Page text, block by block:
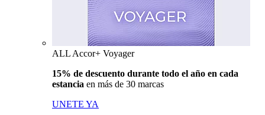
ALL Accor+ Voyager
15% de descuento durante todo el año en cada
estancia en más de 30 marcas
UNETE YA